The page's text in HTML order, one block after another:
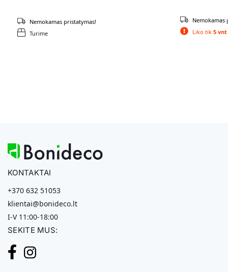
Turime
Nemokamas pristatymas!
Liko tik 5 vnt.
Nemokamas
KONTAKTAI
+370 632 51053
klientai@bonideco.lt
I-V 11:00-18:00
SEKITE MUS: